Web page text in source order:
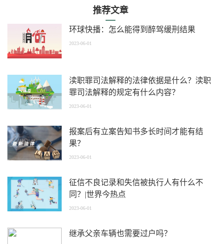
推荐文章
环球快播：怎么能得到醉驾缓刑结果
2023-06-01
渎职罪司法解释的法律依据是什么？渎职
罪司法解释的规定有什么内容？
2023-06-01
报案后有立案告知书多长时间才能有结
果？
2023-06-01
征信不良记录和失信被执行人有什么不
同？|世界今热点
2023-06-01
继承父亲车辆也需要过户吗？